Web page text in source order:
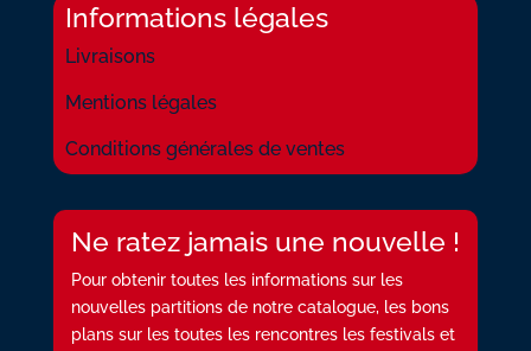
Informations légales
Livraisons
Mentions légales
Conditions générales de ventes
Ne ratez jamais une nouvelle !
Pour obtenir toutes les informations sur les
nouvelles partitions de notre catalogue, les bons
plans sur les toutes les rencontres les festivals et